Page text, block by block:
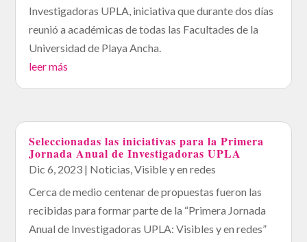
Investigadoras UPLA, iniciativa que durante dos días
reunió a académicas de todas las Facultades de la
Universidad de Playa Ancha.
leer más
Seleccionadas las iniciativas para la Primera
Jornada Anual de Investigadoras UPLA
Dic 6, 2023 | Noticias,Visible y en redes
Cerca de medio centenar de propuestas fueron las
recibidas para formar parte de la “Primera Jornada
Anual de Investigadoras UPLA: Visibles y en redes”